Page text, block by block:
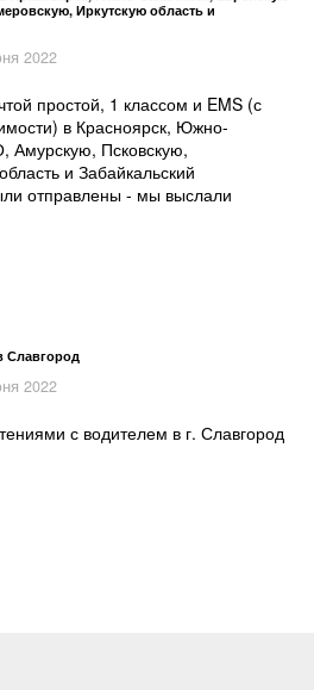
Иркутскую область и
2022
простой, 1 классом и EMS (с
в Красноярск, Южно-
Амурскую, Псковскую,
и Забайкальский
отправлены - мы выслали
Славгород
2022
с водителем в г. Славгород